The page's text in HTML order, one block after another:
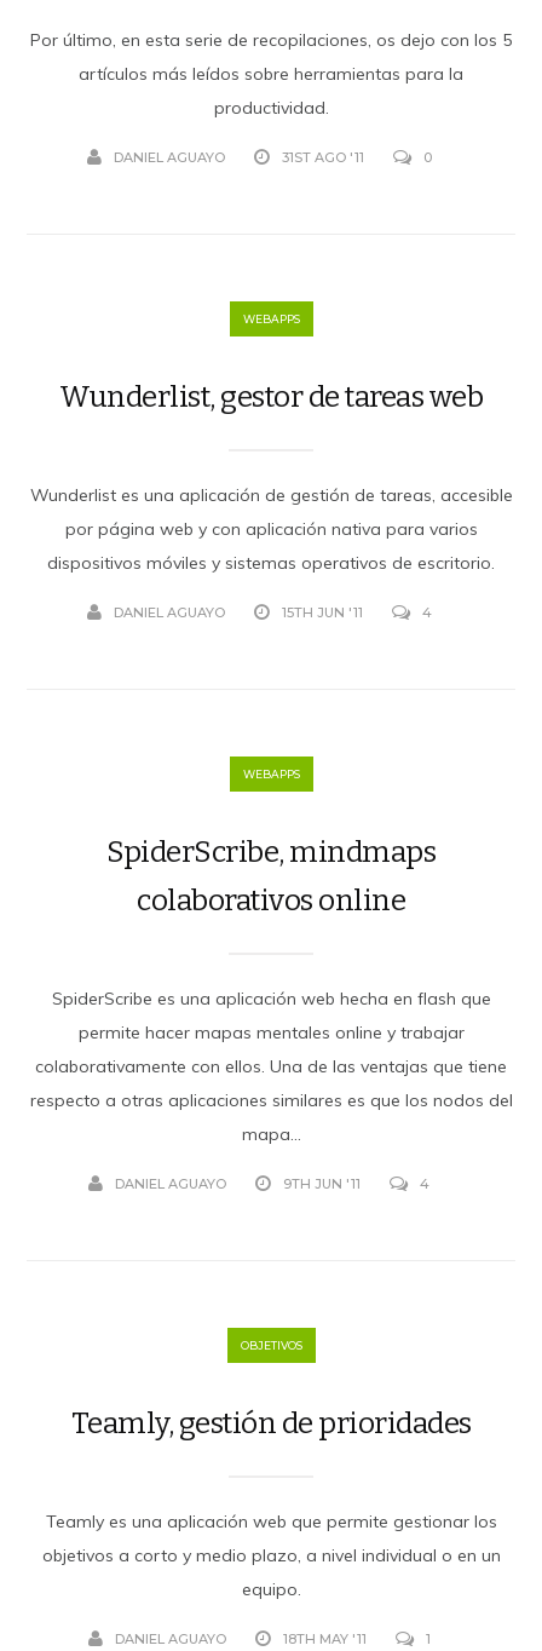
Por último, en esta serie de recopilaciones, os dejo con los 5
artículos más leídos sobre herramientas para la
productividad.
DANIEL AGUAYO 31ST AGO '11 0
WEBAPPS
Wunderlist, gestor de tareas web
Wunderlist es una aplicación de gestión de tareas, accesible
por página web y con aplicación nativa para varios
dispositivos móviles y sistemas operativos de escritorio.
DANIEL AGUAYO 15TH JUN '11 4
WEBAPPS
SpiderScribe, mindmaps
colaborativos online
SpiderScribe es una aplicación web hecha en flash que
permite hacer mapas mentales online y trabajar
colaborativamente con ellos. Una de las ventajas que tiene
respecto a otras aplicaciones similares es que los nodos del
mapa...
DANIEL AGUAYO 9TH JUN '11 4
OBJETIVOS
Teamly, gestión de prioridades
Teamly es una aplicación web que permite gestionar los
objetivos a corto y medio plazo, a nivel individual o en un
equipo.
DANIEL AGUAYO 18TH MAY '11 1